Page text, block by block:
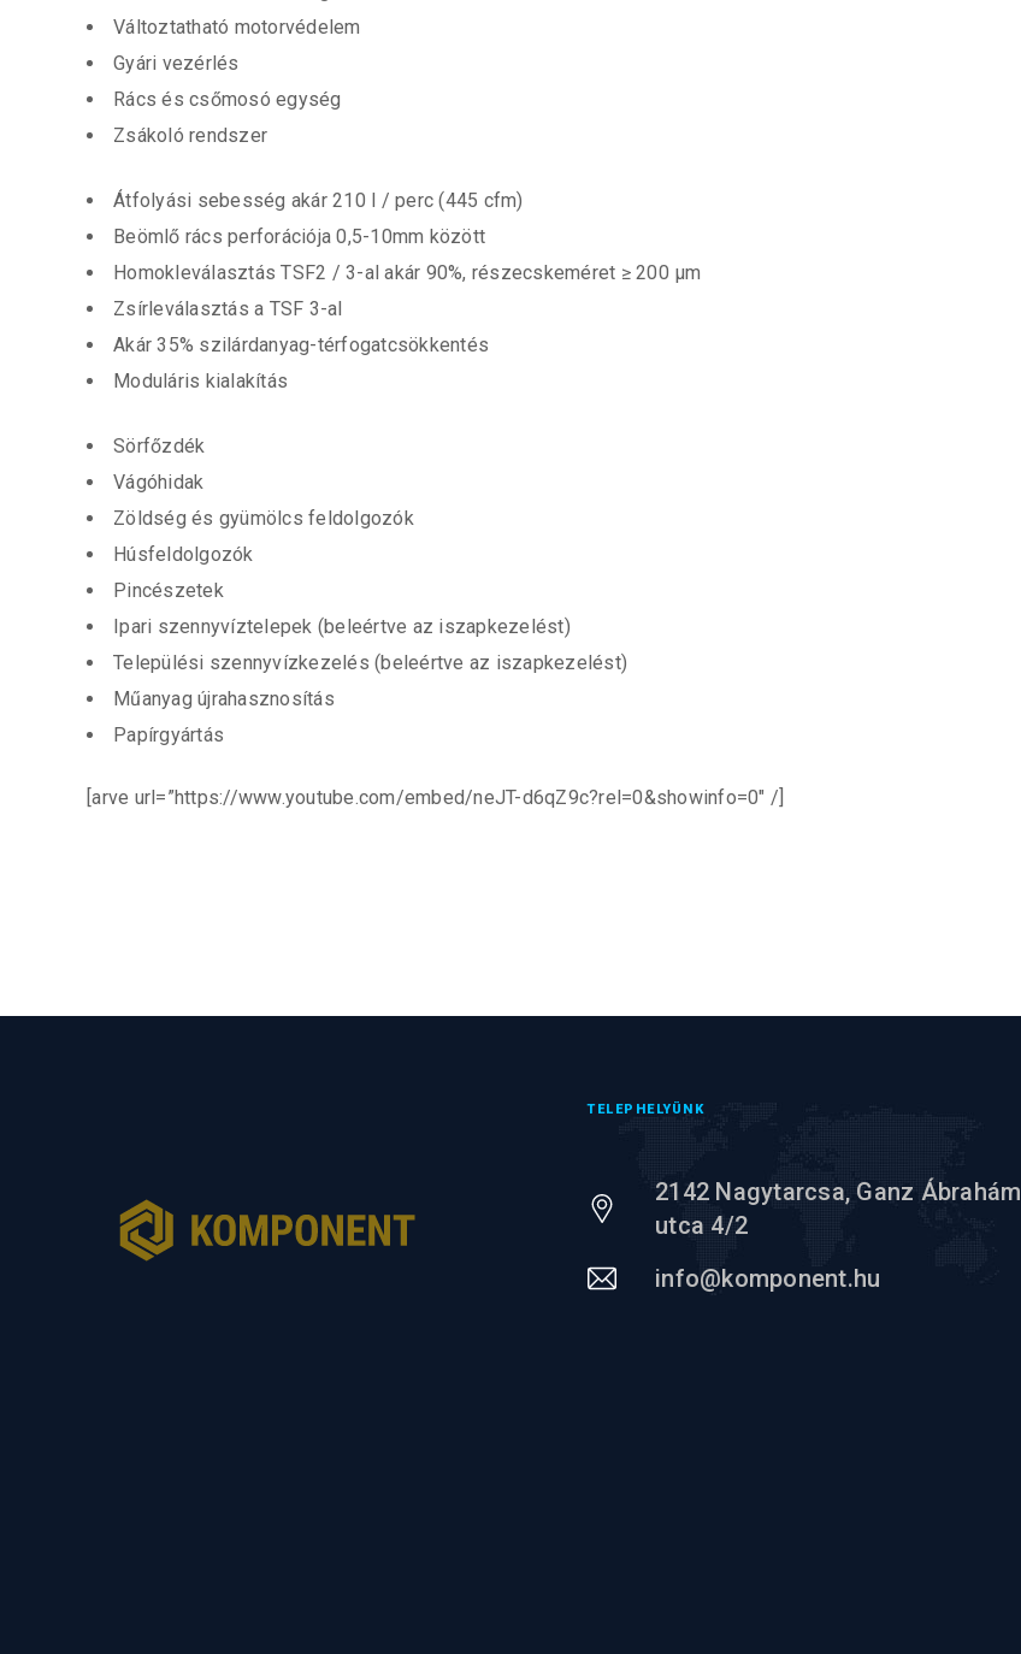
Változtatható motorvédelem
Gyári vezérlés
Rács és csőmosó egység
Zsákoló rendszer
Átfolyási sebesség akár 210 l / perc (445 cfm)
Beömlő rács perforációja 0,5-10mm között
Homokleválasztás TSF2 / 3-al akár 90%, részecskeméret ≥ 200 μm
Zsírleválasztás a TSF 3-al
Akár 35% szilárdanyag-térfogatcsökkentés
Moduláris kialakítás
Sörfőzdék
Vágóhidak
Zöldség és gyümölcs feldolgozók
Húsfeldolgozók
Pincészetek
Ipari szennyvíztelepek (beleértve az iszapkezelést)
Települési szennyvízkezelés (beleértve az iszapkezelést)
Műanyag újrahasznosítás
Papírgyártás
[arve url=”https://www.youtube.com/embed/neJT-d6qZ9c?rel=0&showinfo=0″ /]
TELEPHELYÜNK
2142 Nagytarcsa, Ganz Ábrahám
utca 4/2
info@komponent.hu